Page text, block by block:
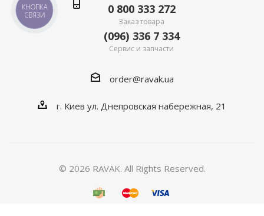
0 800 333 272
Заказ товара
(096) 336 7 334
Сервис и запчасти
order@ravak.ua
г. Киев ул. Днепровская набережная, 21
© 2026 RAVAK. All Rights Reserved.
КНОПКА
СВЯЗИ